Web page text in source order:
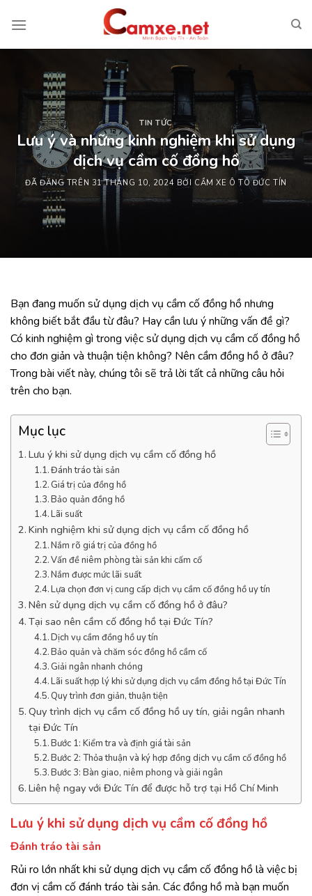
đến
TIN TỨC
Lưu ý và những kinh nghiệm khi sử dụng
dịch vụ cầm cố đồng hồ
ĐÃ ĐĂNG TRÊN 31 THÁNG 10, 2024 BỞI CẦM XE Ô TÔ ĐỨC TÍN
Bạn đang muốn sử dụng dịch vụ cầm cố đồng hồ nhưng
không biết bắt đầu từ đâu? Hay cần lưu ý những vấn đề gì?
Có kinh nghiệm gì trong việc sử dụng dịch vụ cầm cố đồng hồ
cho đơn giản và thuận tiện không? Nên cầm đồng hồ ở đâu?
Trong bài viết này, chúng tôi sẽ trả lời tất cả những câu hỏi
trên cho bạn.
Mục lục
Lưu ý khi sử dụng dịch vụ cầm cố đồng hồ
Đánh tráo tài sản
Giá trị của đồng hồ
Bảo quản đồng hồ
Lãi suất
Kinh nghiệm khi sử dụng dịch vụ cầm cố đồng hồ
Nắm rõ giá trị của đồng hồ
Vấn đề niêm phòng tài sản khi cấm cố
Nắm được mức lãi suất
Lựa chọn đơn vị cung cấp dịch vụ cầm cố đồng hồ uy tín
Nên sử dụng dịch vụ cầm cố đồng hồ ở đâu?
Tại sao nên cầm cố đồng hồ tại Đức Tín?
Dịch vụ cầm đồng hồ uy tín
Bảo quản và chăm sóc đồng hồ cầm cố
Giải ngân nhanh chóng
Lãi suất hợp lý khi sử dụng dịch vụ cầm đồng hồ tại Đức Tín
Quy trình đơn giản, thuận tiện
Quy trình dịch vụ cầm cố đồng hồ uy tín, giải ngân nhanh
tại Đức Tín
Bước 1: Kiểm tra và định giá tài sản
Bước 2: Thỏa thuận và ký hợp đồng dịch vụ cầm cố đồng hồ
Bước 3: Bàn giao, niêm phong và giải ngân
Liên hệ ngay với Đức Tín để được hỗ trợ tại Hồ Chí Minh
Lưu ý khi sử dụng dịch vụ cầm cố đồng hồ
Đánh tráo tài sản
Rủi ro lớn nhất khi sử dụng dịch vụ cầm cố đồng hồ là việc bị
đơn vị cầm cố đánh tráo tài sản. Các đồng hồ mà bạn muốn